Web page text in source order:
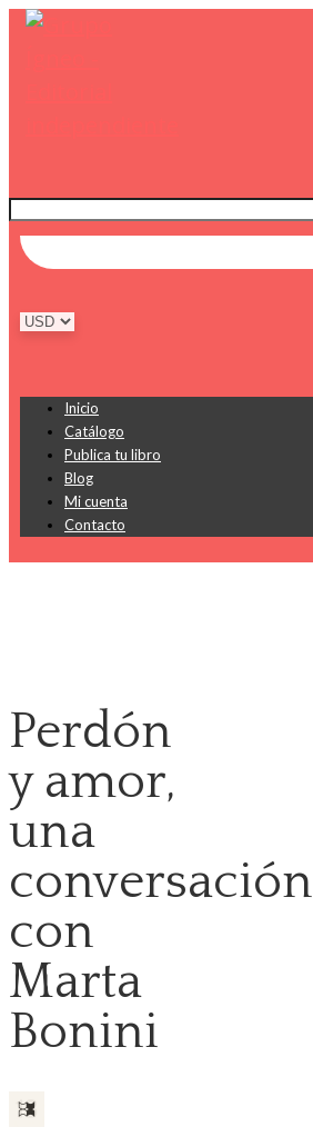
Inicio
Catálogo
Publica tu libro
Blog
Mi cuenta
Contacto
Perdón
y amor,
una
conversación
con
Marta
Bonini